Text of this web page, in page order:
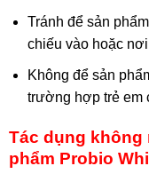
Tránh để sản
chiếu vào hoặc
Không để sản
trường hợp trẻ em
Tác dụng không
phẩm Probio